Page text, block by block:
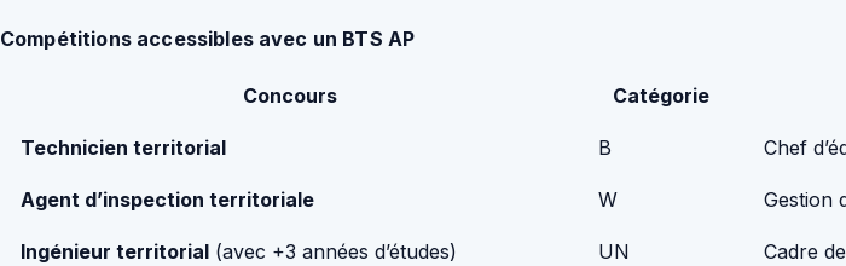
Compétitions accessibles avec un BTS AP
Concours Catégorie
Technicien territorial B Chef
Agent d’inspection territoriale W Gestion
Ingénieur territorial (avec +3 années d’études) UN Cadre